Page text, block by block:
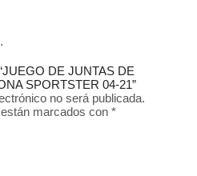
DE JUNTAS DE
SPORTSTER 04-21”
no será publicada.
marcados con *